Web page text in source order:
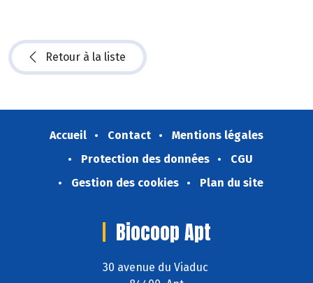
Retour à la liste
Accueil Contact
Mentions légales
Protection des données
CGU
Gestion des cookies
Plan du site
Biocoop Apt
30 avenue du Viaduc